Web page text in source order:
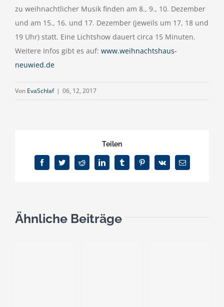
zu weihnachtlicher Musik finden am 8., 9., 10. Dezember
und am 15., 16. und 17. Dezember (jeweils um 17, 18 und
19 Uhr) statt. Eine Lichtshow dauert circa 15 Minuten.
Weitere Infos gibt es auf: www.weihnachtshaus-
neuwied.de
Von EvaSchlaf | 06, 12, 2017
Teilen
FacebookTwitterReddit LinkedInTumblrPinterest
Vk
E-
Mail
Ähnliche Beiträge